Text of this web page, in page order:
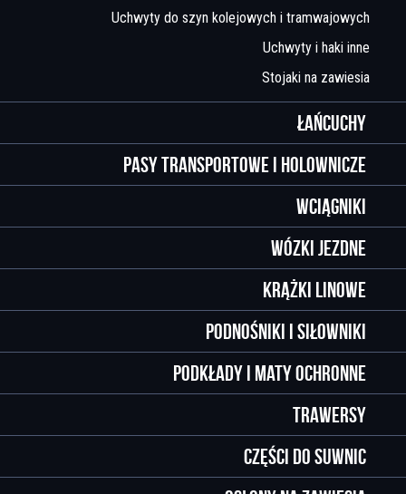
Uchwyty do szyn kolejowych i tramwajowych
Uchwyty i haki inne
Stojaki na zawiesia
Łańcuchy
Pasy transportowe i holownicze
Wciągniki
Wózki jezdne
Krążki linowe
Podnośniki i siłowniki
Podkłady i maty ochronne
Trawersy
Części do suwnic